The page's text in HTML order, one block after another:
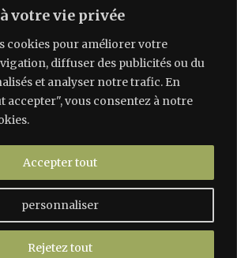
votre vie privée
cookies pour améliorer votre
diffuser des publicités ou du
et analyser notre trafic. En
accepter", vous consentez à notre
personnaliser
Rejetez tout
Accepter tout
12 13 14
20 21 23
26 27 28 29
| 45 rue Isabey, 76790 Étretat |
|Conditions générales de vente